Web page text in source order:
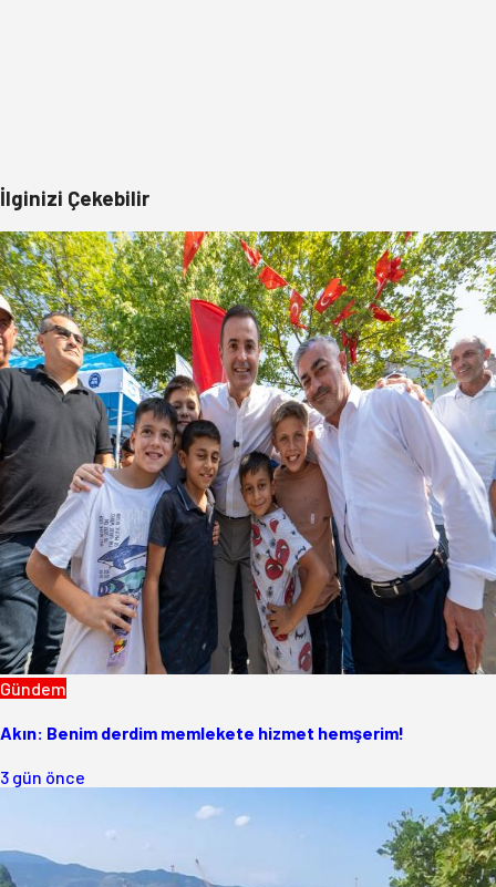
İlginizi Çekebilir
Gündem
Akın: Benim derdim memlekete hizmet hemşerim!
3 gün önce